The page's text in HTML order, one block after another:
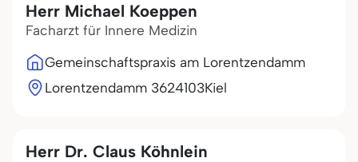
Herr Michael Koeppen
Facharzt für Innere Medizin
Gemeinschaftspraxis am Lorentzendamm
Lorentzendamm 3624103Kiel
Herr Dr. Claus Köhnlein